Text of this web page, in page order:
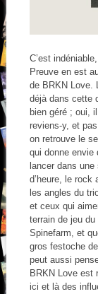
C’est
Preuve en est
de BRKN Love.
déjà dans cette
bien géré ; oui,
reviens-y, et
on retrouve le
qui donne envie
lancer dans
d’heure, le rock
les angles du
et ceux qui
terrain de jeu
Spinefarm, et
gros festoche
peut aussi
BRKN Love est
ici et là des